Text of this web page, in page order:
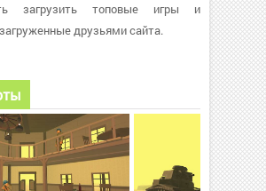
загрузить топовые игры и
друзьями сайта.